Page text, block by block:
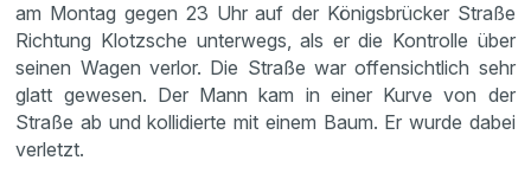
am Montag gegen 23 Uhr auf der Königsbrücker Straße
Richtung Klotzsche unterwegs, als er die Kontrolle über
seinen Wagen verlor. Die Straße war offensichtlich sehr
glatt gewesen. Der Mann kam in einer Kurve von der
Straße ab und kollidierte mit einem Baum. Er wurde dabei
verletzt.